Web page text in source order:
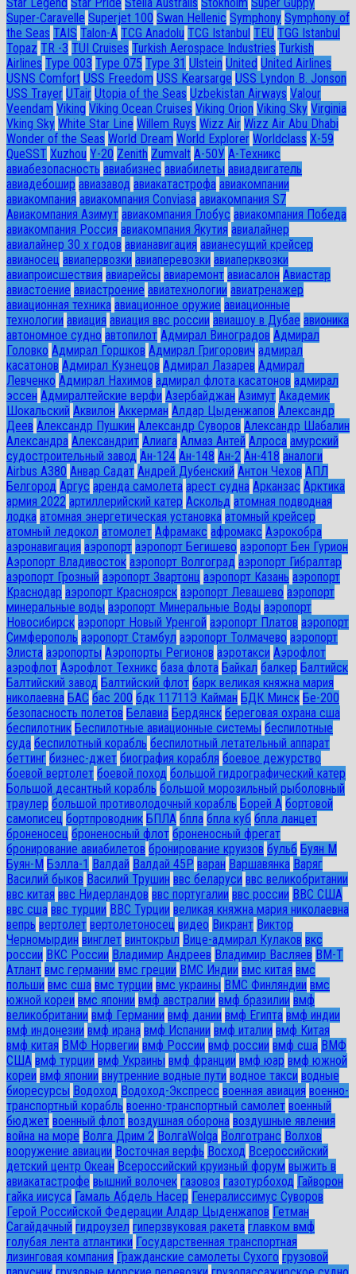
Super-Caravelle Superjet 100 Swan Hellenic Symphony Symphony of
the Seas TAIS Talon-A TCG Anadolu TCG Istanbul TEU TGG Istanbul
Topaz TR -3 TUI Cruises Turkish Aerospace Industries Turkish
Airlines Type 003 Type 075 Type 31 Ulstein United United Airlines
USNS Comfort USS Freedom USS Kearsarge USS Lyndon B. Jonson
USS Trayer UTair Utopia of the Seas Uzbekistan Airways Valour
Veendam Viking Viking Ocean Cruises Viking Orion Viking Sky Virginia
Vking Sky White Star Line Willem Ruys Wizz Air Wizz Air Abu Dhabi
Wonder of the Seas World Dream World Explorer Worldclass X-59
QueSST Xuzhou Y-20 Zenith Zumvalt А-50У А-Техникс
авиабезопасность авиабизнес авиабилеты авиадвигатель
авиадебошир авиазавод авиакатастрофа авиакомпании
авиакомпания авиакомпания Conviasa авиакомпания S7
Авиакомпания Азимут авиакомпания Глобус авиакомпания Победа
авиакомпания Россия авиакомпания Якутия авиалайнер
авиалайнер 30 х годов авианавигация авианесущий крейсер
авианосец авиапервозки авиаперевозки авиаперквозки
авиапроисшествия авиарейсы авиаремонт авиасалон Авиастар
авиастоение авиастроение авиатехнологии авиатренажер
авиационная техника авиационное оружие авиационные
технологии авиация авиация ввс россии авиашоу в Дубае авионика
автономное судно автопилот Адмирал Виноградов Адмирал
Головко Адмирал Горшков Адмирал Григорович адмирал
касатонов Адмирал Кузнецов Адмирал Лазарев Адмирал
Левченко Адмирал Нахимов адмирал флота касатонов адмирал
эссен Адмиралтейские верфи Азербайджан Азимут Академик
Шокальский Аквилон Аккерман Алдар Цыденжапов Александр
Деев Александр Пушкин Александр Суворов Александр Шабалин
Александра Александрит Алиага Алмаз Антей Алроса амурский
судостроительный завод Ан-124 Ан-148 Ан-2 Ан-418 аналоги
Airbus A380 Анвар Садат Андрей Дубенский Антон Чехов АПЛ
Белгород Аргус аренда самолета арест судна Арканзас Арктика
армия 2022 артиллерийский катер Аскольд атомная подводная
лодка атомная энергетическая установка атомный крейсер
атомный ледокол атомолет Афрамакс афромакс Аэрокобра
аэронавигация аэропорт аэропорт Бегишево аэропорт Бен Гурион
Аэропорт Владивосток аэропорт Волгоград аэропорт Гибралтар
аэропорт Грозный аэропорт Звартонц аэропорт Казань аэропорт
Краснодар аэропорт Красноярск аэропорт Левашево аэропорт
минеральные воды аэропорт Минеральные Воды аэропорт
Новосибирск аэропорт Новый Уренгой аэропорт Платов аэропорт
Симферополь аэропорт Стамбул аэропорт Толмачево аэропорт
Элиста аэропорты Аэропорты Регионов аэротакси Аэрофлот
аэрофлот Аэрофлот Техникс база флота Байкал балкер Балтийск
Балтийский завод Балтийский флот барк великая княжна мария
николаевна БАС бас 200 бдк 11711Э Кайман БДК Минск Бе-200
безопасность полетов Белавиа Бердянск береговая охрана сша
беспилотник Беспилотные авиационные системы беспилотные
суда беспилотный корабль беспилотный летательный аппарат
беттинг бизнес-джет биография корабля боевое дежурство
боевой вертолет боевой поход большой гидрографический катер
Большой десантный корабль большой морозильный рыболовный
траулер большой противолодочный корабль Борей А бортовой
самописец бортпроводник БПЛА бпла бпла куб бпла ланцет
броненосец броненосный флот броненосный фрегат
бронирование авиабилетов бронирование круизов бульб Буян М
Буян-М Бэлла-1 Валдай Валдай 45Р варан Варшавянка Варяг
Василий быков Василий Трушин ввс беларуси ввс великобритании
ввс китая ввс Нидерландов ввс португалии ввс россии ВВС США
ввс сша ввс турции ВВС Турции великая княжна мария николаевна
вепрь вертолет вертолетоносец видео Викрант Виктор
Черномырдин винглет винтокрыл Вице-адмирал Кулаков вкс
россии ВКС России Владимир Андреев Владимир Васляев ВМ-Т
Атлант вмс германии вмс греции ВМС Индии вмс китая вмс
польши вмс сша вмс турции вмс украины ВМС Финляндии вмс
южной кореи вмс японии вмф австралии вмф бразилии вмф
великобритании вмф Германии вмф дании вмф Египта вмф индии
вмф индонезии вмф ирана вмф Испании вмф италии вмф Китая
вмф китая ВМФ Норвегии вмф России вмф россии вмф сша ВМФ
США вмф турции вмф Украины вмф франции вмф юар вмф южной
кореи вмф японии внутренние водные пути водное такси водные
биоресурсы Водоход Водоход-Экспресс военная авиация военно-
транспортный корабль военно-транспортный самолет военный
бюджет военный флот воздушная оборона воздушные явления
война на море Волга Дрим 2 ВолгаWolga Волготранс Волхов
вооружение авиации Восточная верфь Восход Всероссийский
детский центр Океан Всероссийский круизный форум выжить в
авиакатастрофе вышний волочек газовоз газотурбоход Гайворон
гайка иисуса Гамаль Абдель Насер Генералиссимус Суворов
Герой Российской Федерации Алдар Цыденжапов Гетман
Сагайдачный гидроузел гиперзвуковая ракета главком вмф
голубая лента атлантики Государственная транспортная
лизинговая компания Гражданские самолеты Сухого грузовой